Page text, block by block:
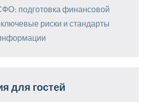
подготовка финансовой
ключевые риски и стандарты
для гостей